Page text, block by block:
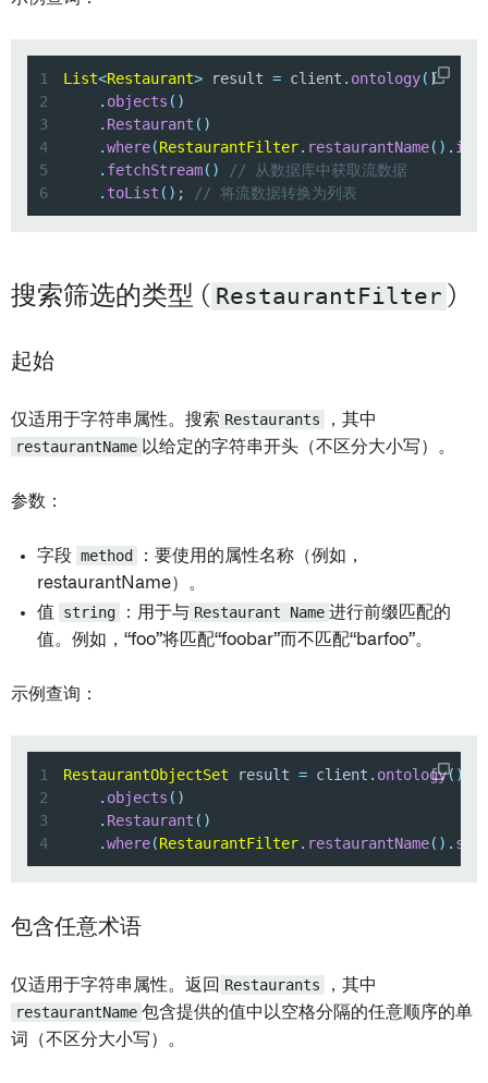
1 List<Restaurant> result = client . ontology( )
2
. objects ( )
3
. Restaurant ( )
4
.where(RestaurantFilter. restaurantName( ) .
5
. fetchStream( )
// 从数据库中获取流数据
6
. toList ( ) ; // 将流数据转换为列表
搜索筛选的类型 ( RestaurantFilter )
起始
仅适用于字符串属性。搜索 Restaurants
，其中
restaurantName 以给定的字符串开头（不区分大小写）。
参数：
字段 method
：要使用的属性名称（例如，
restaurantName）。
值
string ：用于与 Restaurant Name 进行前缀匹配的
值。例如，“foo”将匹配“foobar”而不匹配“barfoo”。
示例查询：
1 RestaurantObjectSet result = client . ontology( )
2
. objects ( )
3
. Restaurant ( )
4
.where(RestaurantFilter. restaurantName( ) .
包含任意术语
仅适用于字符串属性。返回 Restaurants
，其中
restaurantName 包含提供的值中以空格分隔的任意顺序的单
词（不区分大小写）。